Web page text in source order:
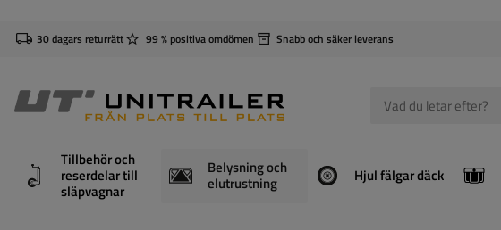
30 dagars returrätt 99 % positiva omdömen Snabb och säker leverans
Tillbehör och
reserdelar till
släpvagnar
Belysning och
elutrustning Hjul fälgar däck